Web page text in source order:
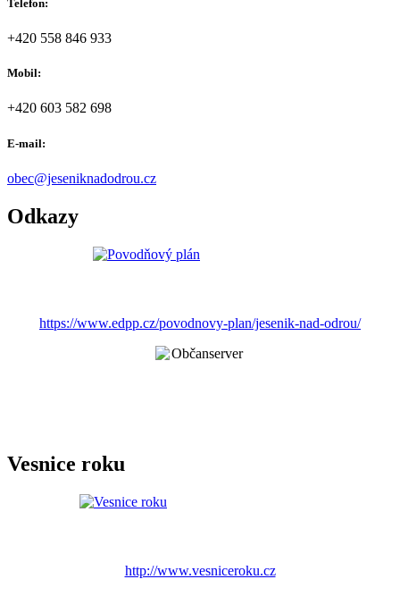
Telefon:
+420 558 846 933
Mobil:
+420 603 582 698
E-mail:
obec@jeseniknadodrou.cz
Odkazy
https://www.edpp.cz/povodnovy-plan/jesenik-nad-odrou/
Vesnice roku
http://www.vesniceroku.cz